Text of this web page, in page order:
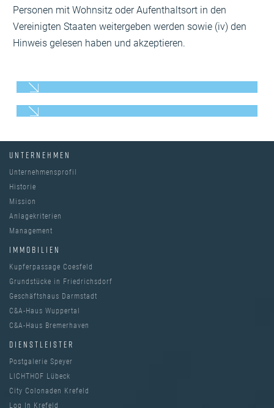
Personen mit Wohnsitz oder Aufenthaltsort in den
Vereinigten Staaten weitergeben werden sowie (iv) den
Hinweis gelesen haben und akzeptieren.
UNTERNEHMEN
Unternehmensprofil
Historie
Mission
Anlagekriterien
Management
IMMOBILIEN
Kupferpassage Coesfeld
Grundstücke in Friedrichsdorf
Geschäftshaus Darmstadt
C&A-Haus Wuppertal
C&A-Haus Bremerhaven
DIENSTLEISTER
Postgalerie Speyer
LICHTHOF Lübeck
City Colonaden Krefeld
Log In Krefeld